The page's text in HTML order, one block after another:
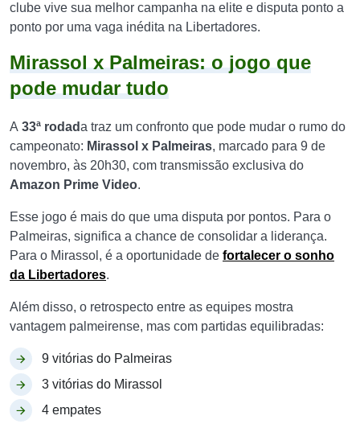
clube vive sua melhor campanha na elite e disputa ponto a
ponto por uma vaga inédita na Libertadores.
Mirassol x Palmeiras: o jogo que
pode mudar tudo
A 33ª rodada traz um confronto que pode mudar o rumo do
campeonato: Mirassol x Palmeiras, marcado para 9 de
novembro, às 20h30, com transmissão exclusiva do
Amazon Prime Video.
Esse jogo é mais do que uma disputa por pontos. Para o
Palmeiras, significa a chance de consolidar a liderança.
Para o Mirassol, é a oportunidade de fortalecer o sonho
da Libertadores.
Além disso, o retrospecto entre as equipes mostra
vantagem palmeirense, mas com partidas equilibradas:
9 vitórias do Palmeiras
3 vitórias do Mirassol
4 empates